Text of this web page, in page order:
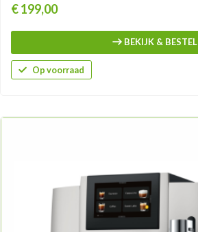
Prijs
€ 199,00
BEKIJK & BESTEL
Op voorraad